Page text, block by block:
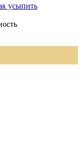
усыпить